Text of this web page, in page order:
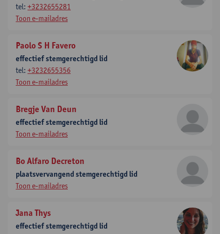
tel: +3232655281
Toon e-mailadres
Paolo S H Favero
effectief stemgerechtigd lid
tel: +3232655356
Toon e-mailadres
Bregje Van Deun
effectief stemgerechtigd lid
Toon e-mailadres
Bo Alfaro Decreton
plaatsvervangend stemgerechtigd lid
Toon e-mailadres
Jana Thys
effectief stemgerechtigd lid